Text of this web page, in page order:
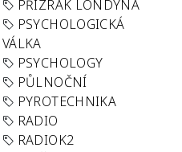
PŘÍZRAK LONDÝNA
PSYCHOLOGICKÁ
VÁLKA
PSYCHOLOGY
PŮLNOČNÍ
PYROTECHNIKA
RADIO
RADIOK2